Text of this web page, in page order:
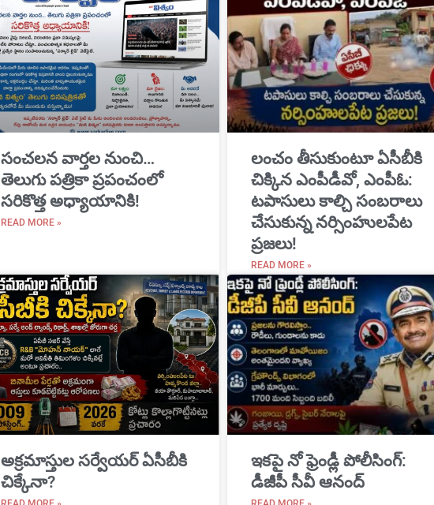
సంచలన వార్తల నుంచి…
తెలుగు పత్రికా ప్రపంచంలో
సరికొత్త అధ్యాయానికి!
READ MORE »
​లంచం తీసుకుంటూ ఏసీబీకి
చిక్కిన ఎంపీడీవో, ఎంపీఓ:
టపాసులు కాల్చి సంబరాలు
చేసుకున్న నర్సింహులపేట
ప్రజలు!
READ MORE »
అక్రమాస్తుల సర్వేయర్ ఏసీబీకి
చిక్కేనా?
ఇకపై నో ఫ్రెండ్లీ పోలీసింగ్:
డీజీపీ సీవీ ఆనంద్